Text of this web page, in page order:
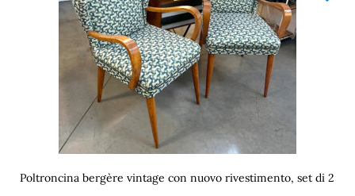
Poltroncina bergère vintage con nuovo rivestimento, set di 2